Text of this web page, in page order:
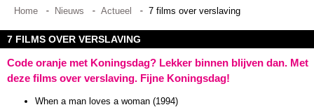
Home Nieuws Actueel 7 films over verslaving
7 FILMS OVER VERSLAVING
Code oranje met Koningsdag? Lekker binnen blijven dan. Met
deze films over verslaving. Fijne Koningsdag!
When a man loves a woman (1994)